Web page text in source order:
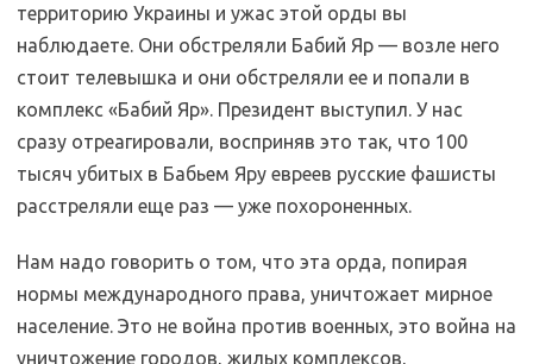
территорию Украины и ужас этой орды вы
наблюдаете. Они обстреляли Бабий Яр — возле него
стоит телевышка и они обстреляли ее и попали в
комплекс «Бабий Яр». Президент выступил. У нас
сразу отреагировали, восприняв это так, что 100
тысяч убитых в Бабьем Яру евреев русские фашисты
расстреляли еще раз — уже похороненных.
Нам надо говорить о том, что эта орда, попирая
нормы международного права, уничтожает мирное
население. Это не война против военных, это война на
уничтожение городов, жилых комплексов,